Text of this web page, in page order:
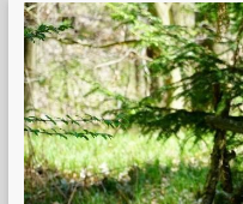
Zum
Inhalt
springen